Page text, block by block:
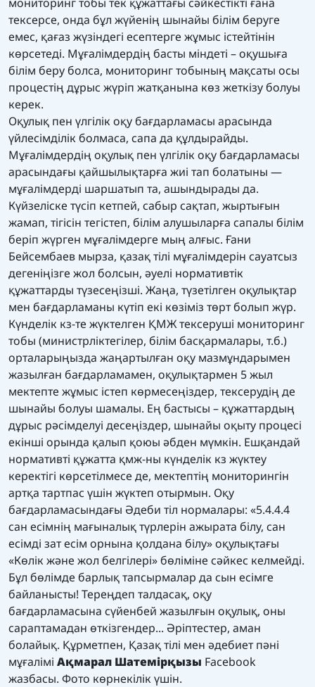
тексерсе, онда бұл жүйенің шынайы білім беруге
емес, қағаз жүзіндегі есептерге жұмыс істейтінін
көрсетеді. Мұғалімдердің басты міндеті – оқушыға
білім беру болса, мониторинг тобының мақсаты осы
процестің дұрыс жүріп жатқанына көз жеткізу болуы
керек.
Оқулық пен үлгілік оқу бағдарламасы арасында
үйлесімділік болмаса, сапа да құлдырайды.
Мұғалімдердің оқулық пен үлгілік оқу бағдарламасы
арасындағы қайшылықтарға жиі тап болатыны —
мұғалімдерді шаршатып та, ашындырады да.
Күйзеліске түсіп кетпей, сабыр сақтап, жыртығын
жамап, тігісін тегістеп, білім алушыларға сапалы білім
беріп жүрген мұғалімдерге мың алғыс. Ғани
Бейсембаев мырза, қазақ тілі мұғалімдерін сауатсыз
дегеніңізге жол болсын, әуелі нормативтік
құжаттарды түзесеңізші. Жаңа, түзетілген оқулықтар
мен бағдарламаны күтіп екі көзіміз төрт болып жүр.
Күнделік кз-те жүктелген ҚМЖ тексеруші мониторинг
тобы (министрліктегілер, білім басқармалары, т.б.)
орталарыңызда жаңартылған оқу мазмұндарымен
жазылған бағдарламамен, оқулықтармен 5 жыл
мектепте жұмыс істеп көрмесеңіздер, тексерудің де
шынайы болуы шамалы. Ең бастысы – құжаттардың
дұрыс рәсімделуі десеңіздер, шынайы оқыту процесі
екінші орында қалып қоюы әбден мүмкін. Ешқандай
нормативті құжатта қмж-ны күнделік кз жүктеу
керектігі көрсетілмесе де, мектептің мониторингін
артқа тартпас үшін жүктеп отырмын. Оқу
бағдарламасындағы Әдеби тіл нормалары: «5.4.4.4
сан есімнің мағыналық түрлерін ажырата білу, сан
есімді зат есім орнына қолдана білу» оқулықтағы
«Көлік және жол белгілері» бөліміне сәйкес келмейді.
Бұл бөлімде барлық тапсырмалар да сын есімге
байланысты! Тереңдеп талдасақ, оқу
бағдарламасына сүйенбей жазылғын оқулық, оны
сараптамадан өткізгендер... Әріптестер, аман
болайық. Құрметпен, Қазақ тілі мен әдебиет пәні
мұғалімі Ақмарал Шатемірқызы Facebook
жазбасы. Фото көрнекілік үшін.